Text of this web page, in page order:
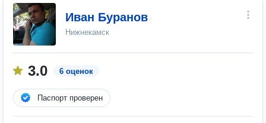
Иван Буранов
Нижнекамск
3.0 6 оценок
Паспорт проверен